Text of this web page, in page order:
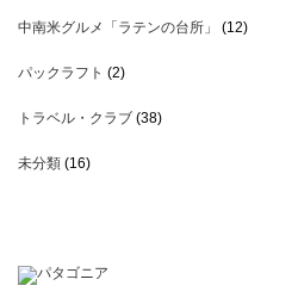
中南米グルメ「ラテンの台所」 (12)
パックラフト (2)
トラベル・クラブ (38)
未分類 (16)